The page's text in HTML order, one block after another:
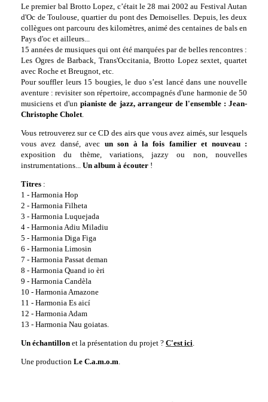
Le premier bal Brotto Lopez, c’était le 28 mai 2002 au Festival Autan
d'Oc de Toulouse, quartier du pont des Demoiselles. Depuis, les deux
collègues ont parcouru des kilomètres, animé des centaines de bals en
Pays d'oc et ailleurs...
15 années de musiques qui ont été marquées par de belles rencontres :
Les Ogres de Barback, Trans'Occitania, Brotto Lopez sextet, quartet
avec Roche et Breugnot, etc.
Pour souffler leurs 15 bougies, le duo s’est lancé dans une nouvelle
aventure : revisiter son répertoire, accompagnés d'une harmonie de 50
musiciens et d'unpianiste de jazz, arrangeur de l'ensemble : Jean-
Christophe Cholet.
Vous retrouverez sur ce CD des airs que vous avez aimés, sur lesquels
vous avez dansé, avec un son à la fois familier et nouveau :
exposition du thème, variations, jazzy ou non, nouvelles
instrumentations... Un album à écouter !
Titres :
1 - Harmonia Hop
2 - Harmonia Filheta
3 - Harmonia Luquejada
4 - Harmonia Adiu Miladiu
5 - Harmonia Diga Figa
6 - Harmonia Limosin
7 - Harmonia Passat deman
8 - Harmonia Quand io èri
9 - Harmonia Candèla
10 - Harmonia Amazone
11 - Harmonia Es aicí
12 - Harmonia Adam
13 - Harmonia Nau goiatas.
Un échantillon et la présentation du projet ? C'est ici.
Une production Le C.a.m.o.m.